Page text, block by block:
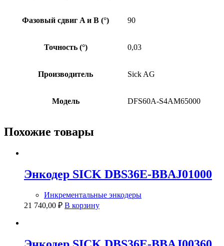
Фазовый сдвиг A и B (°) 90
Точность (°) 0,03
Производитель Sick AG
Модель DFS60A-S4AM65000
Похожие товары
Энкодер SICK DBS36E-BBAJ01000
Инкрементальные энкодеры
21 740,00 ₽ В корзину